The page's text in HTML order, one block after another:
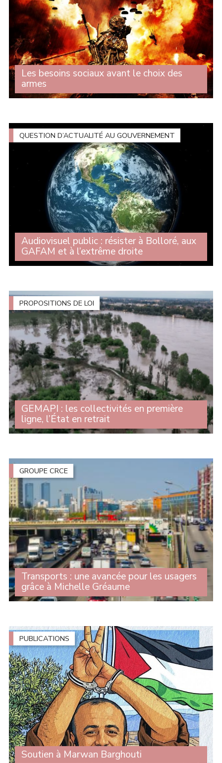
Les besoins sociaux avant le choix des
armes
Lors du débat sur les enjeux stratégiques de
de dénoncer une loi de programmation militaire (...)
QUESTION D’ACTUALITÉ AU GOUVERNEMENT
Audiovisuel public : résister à Bolloré, aux
GAFAM et à l’extrême droite
Alors que la commission d'enquête sur l'audiovisuel
radios et de journaux, Michelle (...)
PROPOSITIONS DE LOI
GEMAPI : les collectivités en première
ligne, l’État en retrait
Le 7 avril dernier, le Sénat examinait la proposition de
aquatiques et prévention des (...)
GROUPE CRCE
Transports : une avancée pour les usagers
grâce à Michelle Gréaume
Alors que le scrutin solennel sur le projet de loi-cadre
adopté plusieurs (...)
PUBLICATIONS
Soutien à Marwan Barghouti